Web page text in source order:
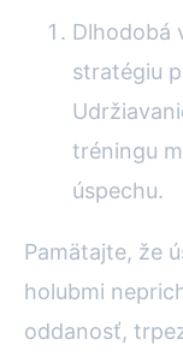
Dlhodobá
stratégiu
tréningu
úspechu.
Pamätajte, že
holubmi
oddanosť,